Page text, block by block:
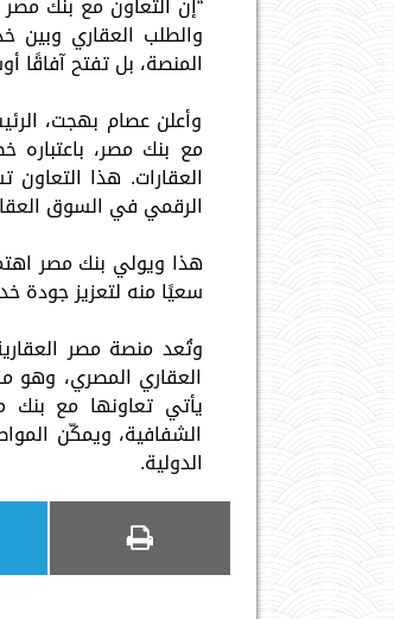
والطلب العقاري وبين
المنصة، بل تفتح
وأعلن عصام بهجت،
مع بنك مصر، باعتباره
العقارات. هذا
الرقمي في السوق
هذا ويولي بنك مصر
سعيًا منه لتعزيز جودة
وتُعد منصة مصر
العقاري المصري، وهو
يأتي تعاونها مع بنك
الشفافية، ويمكّن
الدولية.